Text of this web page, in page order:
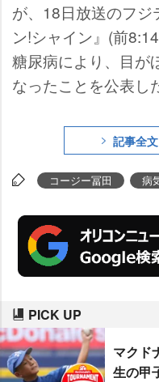
が、18日放送のフジ
ン!シャイン』(前
糖尿病により、目が
なったことを公表し
記事全
コージー冨田 病
PICK UP
マクド
生の甲